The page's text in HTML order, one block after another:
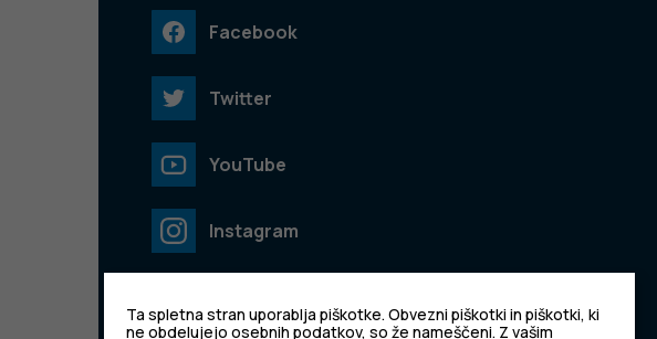
Facebook
Twitter
YouTube
Instagram
Ta spletna stran uporablja piškotke. Obvezni piškotki in piškotki, ki
ne obdelujejo osebnih podatkov, so že nameščeni. Z vašim